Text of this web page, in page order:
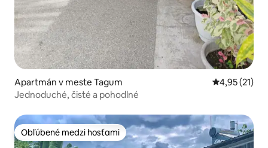
Apartmán v meste Tagum Priemerné
4,95 (21)
Jednoduché, čisté a pohodlné
Obľúbené medzi hosťami
Obľúbené medzi hosťami